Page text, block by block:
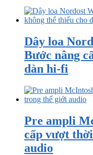
Dây loa
Bước nâng
dàn hi-fi
Pre ampli
cấp vượt
audio